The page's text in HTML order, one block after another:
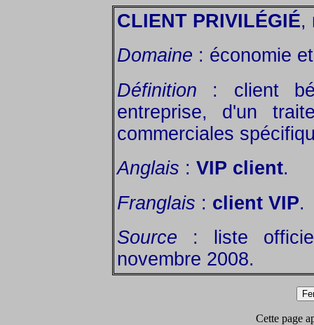
CLIENT PRIVILÉGIÉ,
Domaine : économie
Définition : client
entreprise, d'un
commerciales
Anglais : VIP client.
Franglais : client VIP.
Source : liste
novembre 2008.
Cette page